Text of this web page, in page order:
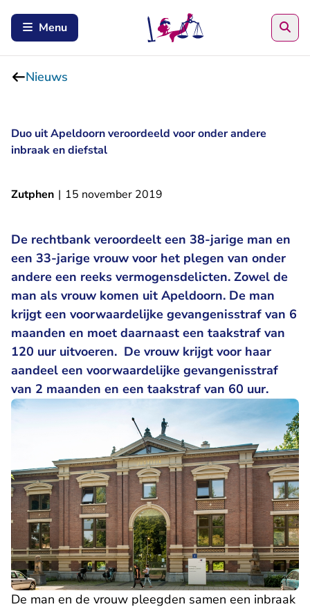
Menu
Nieuws
Duo uit Apeldoorn veroordeeld voor onder andere
inbraak en diefstal
Zutphen | 15 november 2019
De rechtbank veroordeelt een 38-jarige man en
een 33-jarige vrouw voor het plegen van onder
andere een reeks vermogensdelicten. Zowel de
man als vrouw komen uit Apeldoorn. De man
krijgt een voorwaardelijke gevangenisstraf van 6
maanden en moet daarnaast een taakstraf van
120 uur uitvoeren. De vrouw krijgt voor haar
aandeel een voorwaardelijke gevangenisstraf
van 2 maanden en een taakstraf van 60 uur.
De man en de vrouw pleegden samen een inbraak